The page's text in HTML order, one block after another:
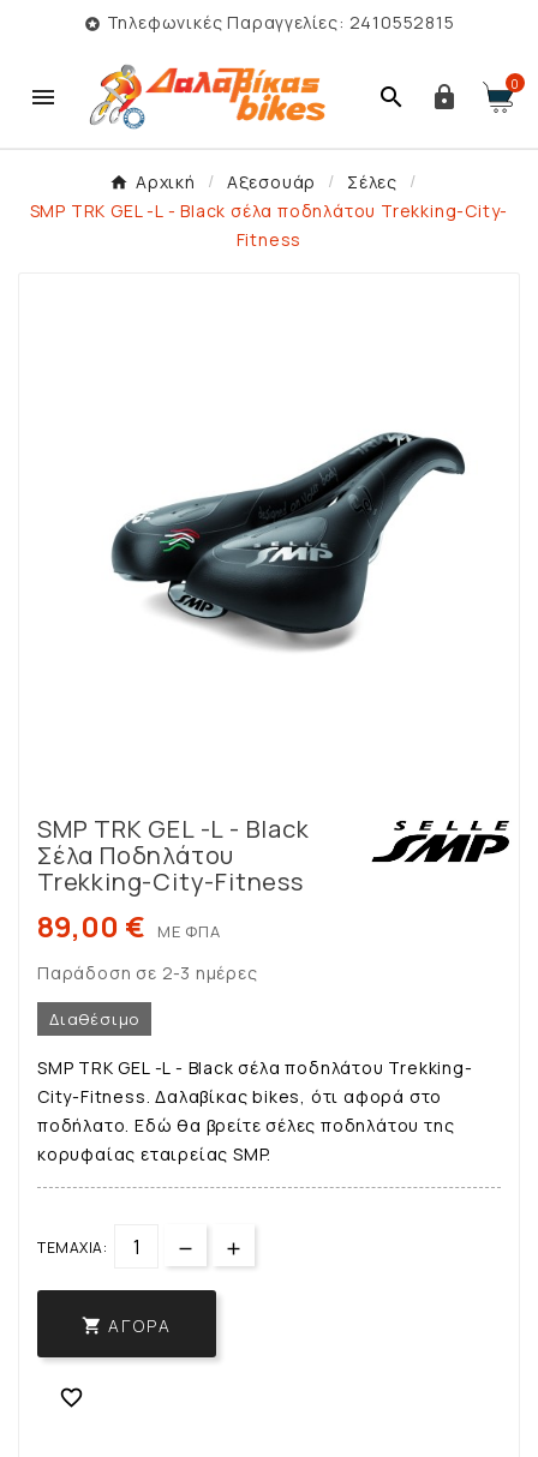
 Τηλεφωνικές Παραγγελίες: 2410552815
   0
Αρχική Αξεσουάρ
Σέλες
SMP TRK GEL -L - Black σέλα ποδηλάτου Trekking-City-
Fitness
SMP TRK GEL -L - Black
Σέλα Ποδηλάτου
Trekking-City-Fitness
89,00 € ΜΕ ΦΠΑ
Παράδοση σε 2-3 ημέρες
Διαθέσιμο
SMP TRK GEL -L - Black σέλα ποδηλάτου Trekking-
City-Fitness. Δαλαβίκας bikes, ότι αφορά στο
ποδήλατο. Εδώ θα βρείτε σέλες ποδηλάτου της
κορυφαίας εταιρείας SMP.
ΤΕΜΆΧΙΑ:
 ΑΓΟΡΆ
